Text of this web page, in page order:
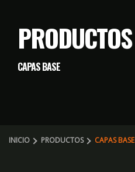
PRODUCTOS
CAPAS BASE
INICIO PRODUCTOS CAPAS BASE